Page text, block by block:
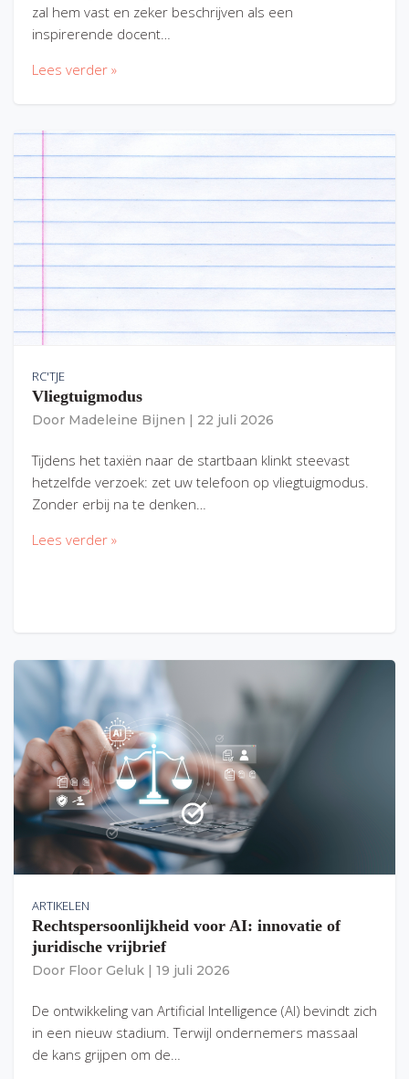
zal hem vast en zeker beschrijven als een
inspirerende docent…
Lees verder »
RC'TJE
Vliegtuigmodus
Door Madeleine Bijnen 22 juli 2026
Tijdens het taxiën naar de startbaan klinkt steevast
hetzelfde verzoek: zet uw telefoon op vliegtuigmodus.
Zonder erbij na te denken…
Lees verder »
ARTIKELEN
Rechtspersoonlijkheid voor AI: innovatie of
juridische vrijbrief
Door Floor Geluk 19 juli 2026
De ontwikkeling van Artificial Intelligence (AI) bevindt zich
in een nieuw stadium. Terwijl ondernemers massaal
de kans grijpen om de…